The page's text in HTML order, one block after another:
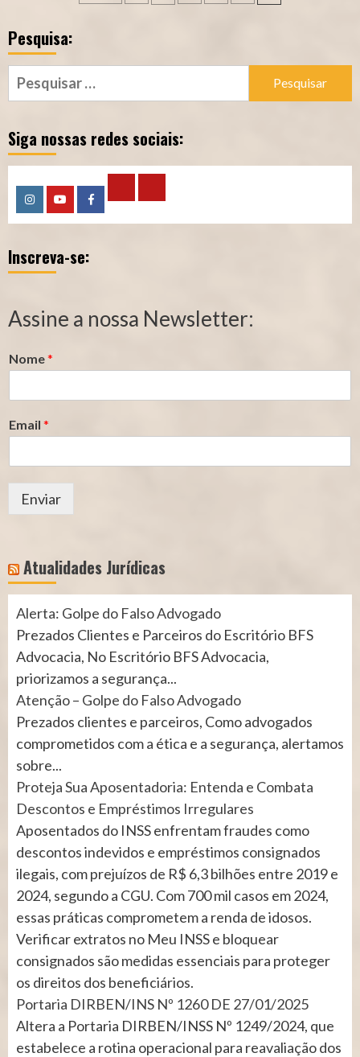
Pesquisa:
Pesquisar
por:
Siga nossas redes sociais:
InstagramYouTubeFacebook
Calculadora
–
Segurado
Calculadora
–
Contribuição
Inscreva-se:
Assine a nossa Newsletter:
Nome*
Email *
Enviar
Atualidades Jurídicas
Alerta: Golpe do Falso Advogado
Prezados Clientes e Parceiros do Escritório BFS
Advocacia, No Escritório BFS Advocacia,
priorizamos a segurança...
Atenção – Golpe do Falso Advogado
Prezados clientes e parceiros, Como advogados
comprometidos com a ética e a segurança, alertamos
sobre...
Proteja Sua Aposentadoria: Entenda e Combata
Descontos e Empréstimos Irregulares
Aposentados do INSS enfrentam fraudes como
descontos indevidos e empréstimos consignados
ilegais, com prejuízos de R$ 6,3 bilhões entre 2019 e
2024, segundo a CGU. Com 700 mil casos em 2024,
essas práticas comprometem a renda de idosos.
Verificar extratos no Meu INSS e bloquear
consignados são medidas essenciais para proteger
os direitos dos beneficiários.
Portaria DIRBEN/INS Nº 1260 DE 27/01/2025
Altera a Portaria DIRBEN/INSS Nº 1249/2024, que
estabelece a rotina operacional para reavaliação dos